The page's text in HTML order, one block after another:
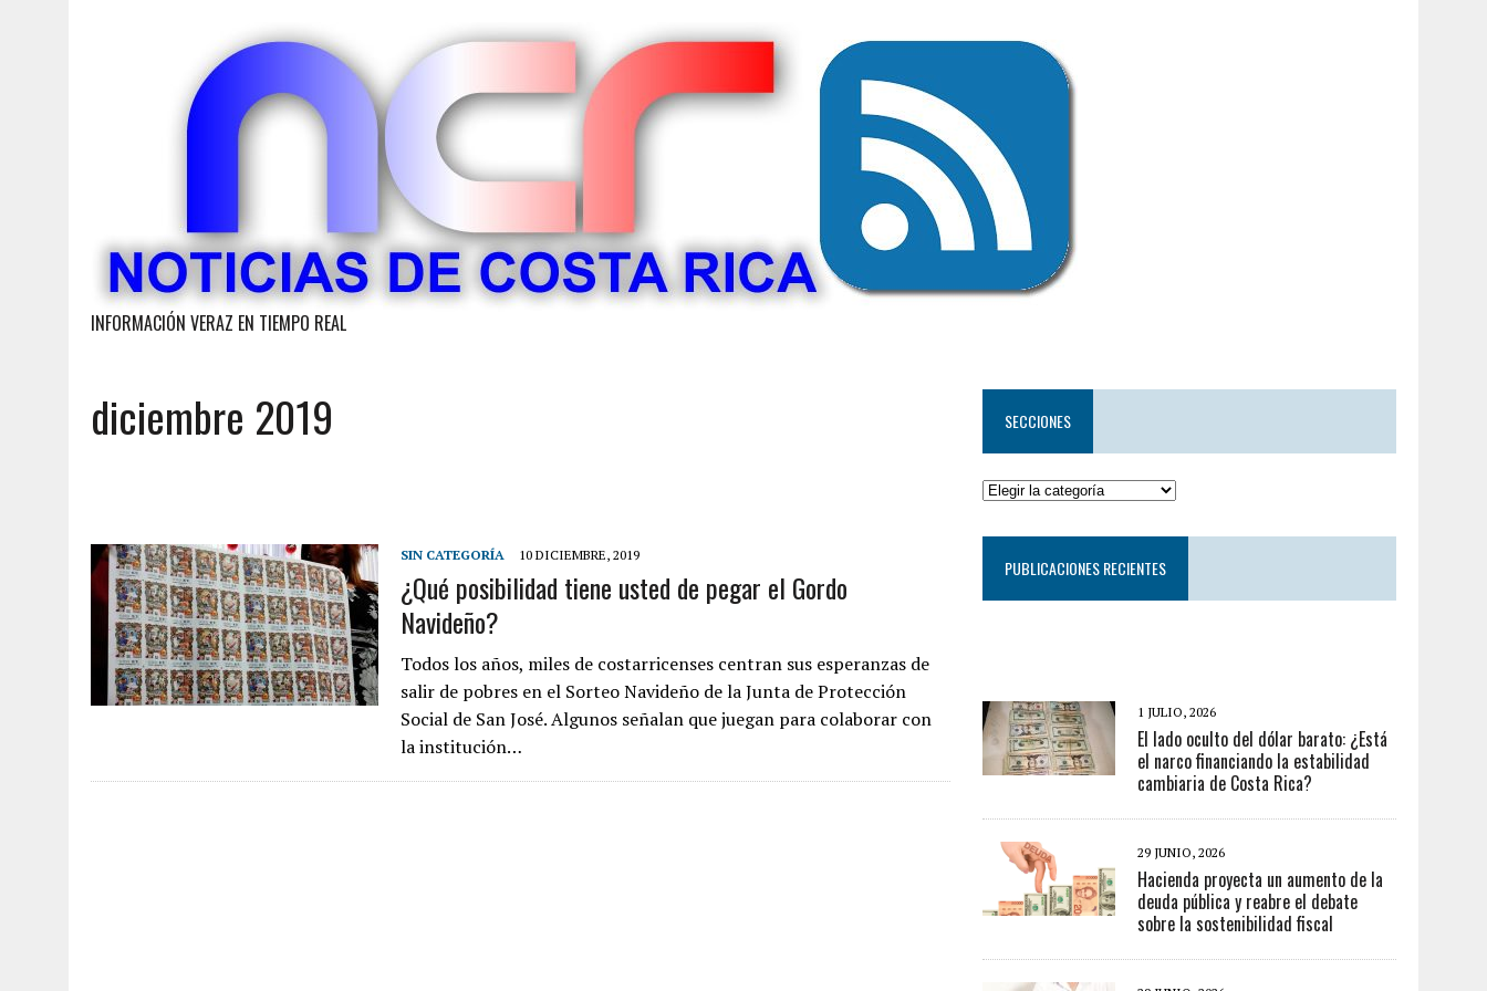
INFORMACIÓN VERAZ EN TIEMPO REAL
diciembre 2019
SIN CATEGORÍA 10 DICIEMBRE, 2019
¿Qué posibilidad tiene usted de pegar el Gordo
Navideño?
Todos los años, miles de costarricenses centran sus esperanzas de
salir de pobres en el Sorteo Navideño de la Junta de Protección
Social de San José. Algunos señalan que juegan para colaborar con
la institución…
SECCIONES
PUBLICACIONES RECIENTES
1 JULIO, 2026
El lado oculto del dólar barato: ¿Está
el narco financiando la estabilidad
cambiaria de Costa Rica?
29 JUNIO, 2026
Hacienda proyecta un aumento de la
deuda pública y reabre el debate
sobre la sostenibilidad fiscal